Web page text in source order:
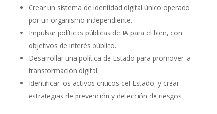
Crear un sistema de identidad digital único operado
por un organismo independiente.
Impulsar políticas públicas de IA para el bien, con
objetivos de interés público.
Desarrollar una política de Estado para promover la
transformación digital.
Identificar los activos críticos del Estado, y crear
estrategias de prevención y detección de riesgos.